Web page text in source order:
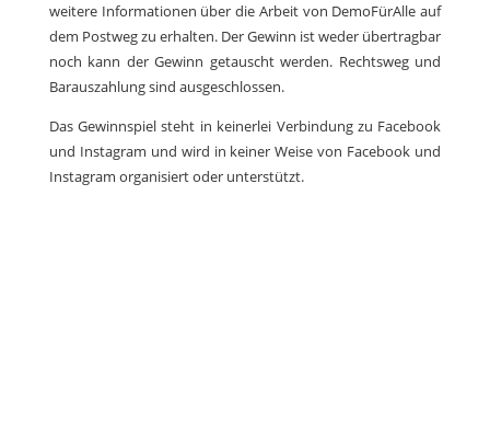
weitere Informationen über die Arbeit von DemoFürAlle auf
dem Postweg zu erhalten. Der Gewinn ist weder übertragbar
noch kann der Gewinn getauscht werden. Rechtsweg und
Barauszahlung sind ausgeschlossen.
Das Gewinnspiel steht in keinerlei Verbindung zu Facebook
und Instagram und wird in keiner Weise von Facebook und
Instagram organisiert oder unterstützt.